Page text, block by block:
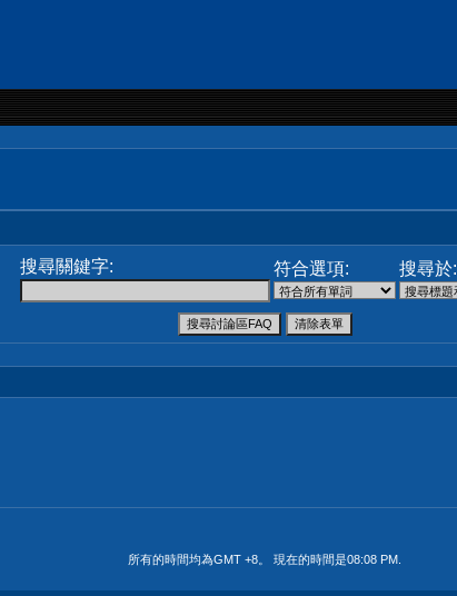
搜尋關鍵字: 符合選項: 搜尋於:
所有的時間均為GMT +8。 現在的時間是08:08 PM